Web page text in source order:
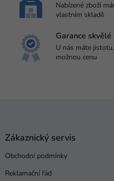
Nabízené zboží
vlastním skladě
Garance skvělé
U nás máte
možnou cenu
Zákaznický servis
Obchodní podmínky
Reklamační řád